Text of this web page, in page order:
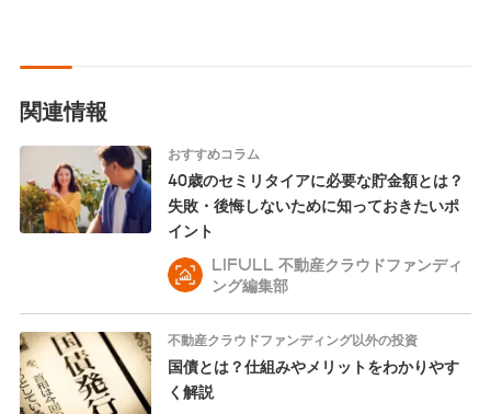
関連情報
おすすめコラム
40歳のセミリタイアに必要な貯金額とは？
失敗・後悔しないために知っておきたいポ
イント
LIFULL 不動産クラウドファンディ
ング編集部
不動産クラウドファンディング以外の投資
国債とは？仕組みやメリットをわかりやす
く解説